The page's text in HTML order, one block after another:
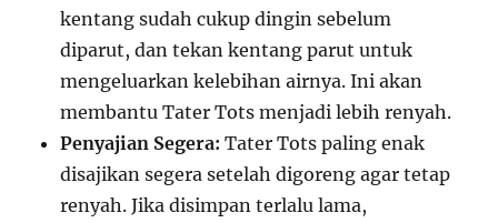
kentang sudah cukup dingin sebelum
diparut, dan tekan kentang parut untuk
mengeluarkan kelebihan airnya. Ini akan
membantu Tater Tots menjadi lebih renyah.
Penyajian Segera: Tater Tots paling enak
disajikan segera setelah digoreng agar tetap
renyah. Jika disimpan terlalu lama,